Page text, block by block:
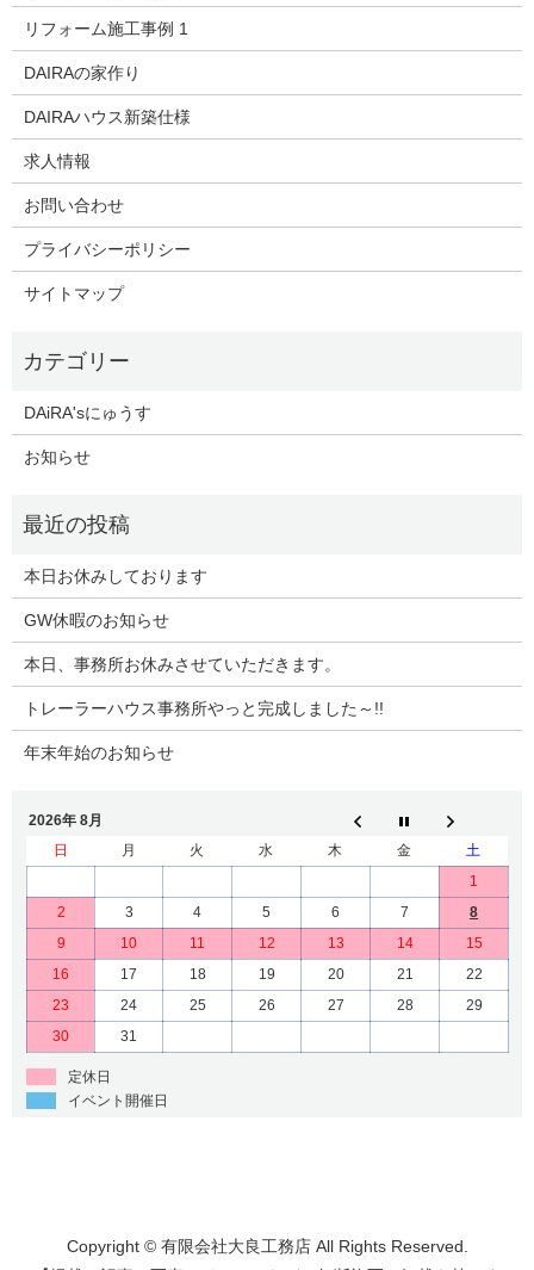
リフォーム施工事例 1
DAIRAの家作り
DAIRAハウス新築仕様
求人情報
お問い合わせ
プライバシーポリシー
サイトマップ
DAiRA'sにゅうす
お知らせ
本日お休みしております
GW休暇のお知らせ
本日、事務所お休みさせていただきます。
トレーラーハウス事務所やっと完成しました～!!
年末年始のお知らせ
2026年 8月
日
月 火 水 木 金
土
1
2
3 4 5 6 7
8
9
10 11 12 13 14
15
16
17 18 19 20 21
22
23
24 25 26 27 28
29
30
31
定休日
イベント開催日
Copyright © 有限会社大良工務店 All Rights Reserved.